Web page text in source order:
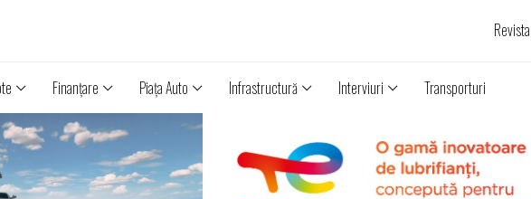
Revista
Finanţare Piaţa Auto Infrastructură Interviuri Transporturi